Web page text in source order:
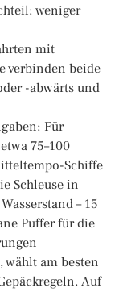
weniger
mit
verbinden beide
-abwärts und
Für
75–100
Schiffe
Schleuse in
– 15
Puffer für die
am besten
Auf